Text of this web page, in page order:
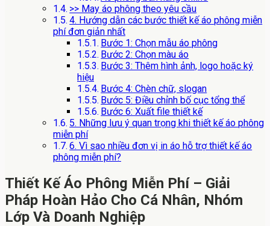
>> May áo phông theo yêu cầu
4. Hướng dẫn các bước thiết kế áo phông miễn
phí đơn giản nhất
Bước 1: Chọn mẫu áo phông
Bước 2: Chọn màu áo
Bước 3: Thêm hình ảnh, logo hoặc ký
hiệu
Bước 4: Chèn chữ, slogan
Bước 5: Điều chỉnh bố cục tổng thể
Bước 6: Xuất file thiết kế
5. Những lưu ý quan trọng khi thiết kế áo phông
miễn phí
6. Vì sao nhiều đơn vị in áo hỗ trợ thiết kế áo
phông miễn phí?
Thiết Kế Áo Phông Miễn Phí – Giải
Pháp Hoàn Hảo Cho Cá Nhân, Nhóm
Lớp Và Doanh Nghiệp